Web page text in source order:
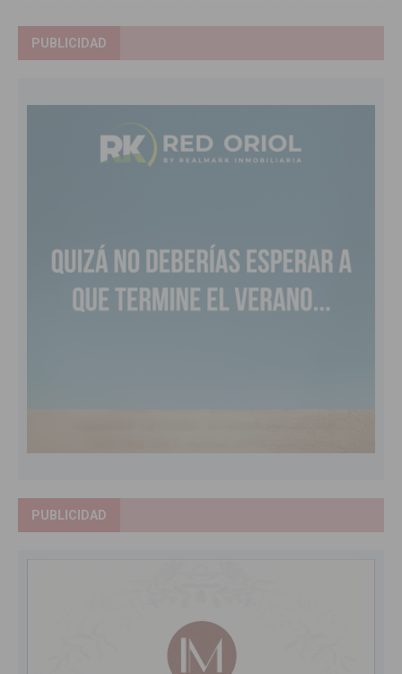
PUBLICIDAD
PUBLICIDAD